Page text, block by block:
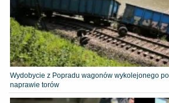
Wydobycie z Popradu wagonów wykolejonego
naprawie torów